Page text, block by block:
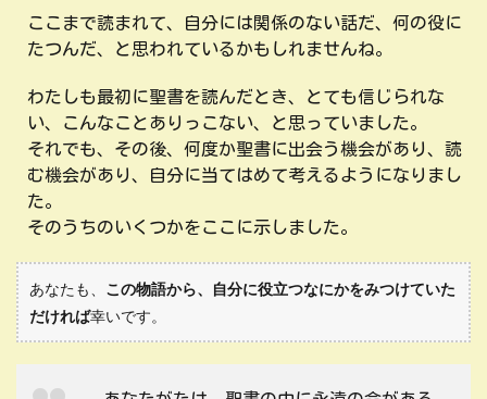
ここまで読まれて、自分には関係のない話だ、何の役に
たつんだ、と思われているかもしれませんね。
わたしも最初に聖書を読んだとき、とても信じられな
い、こんなことありっこない、と思っていました。
それでも、その後、何度か聖書に出会う機会があり、読
む機会があり、自分に当てはめて考えるようになりまし
た。
そのうちのいくつかをここに示しました。
あなたも、 この物語から、自分に役立つなにかをみつけていた
だければ幸いです。